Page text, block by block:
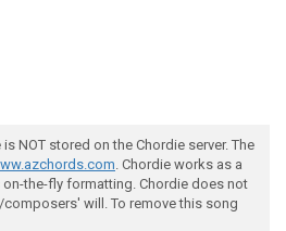
NOT stored on the Chordie server. The
. Chordie works as a
the-fly formatting. Chordie does not
will. To remove this song